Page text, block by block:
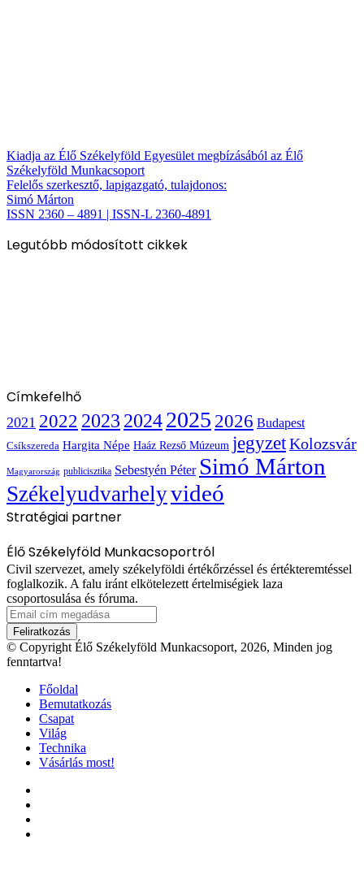
Kiadja az Élő Székelyföld Egyesület megbízásából az Élő
Székelyföld Munkacsoport
Felelős szerkesztő, lapigazgató, tulajdonos:
Simó Márton
ISSN 2360 – 4891 | ISSN-L 2360-4891
Legutóbb módosított cikkek
Címkefelhő
2021 2022 2023 20242025 2026 Budapest
Csíkszereda Hargita Népe Haáz Rezső Múzeum jegyzetKolozsvár
Magyarország publicisztika Sebestyén Péter Simó Márton
Székelyudvarhelyvideó
Stratégiai partner
Élő Székelyföld Munkacsoportról
Civil szervezet, amely székelyföldi értékőrzéssel és értékteremtéssel
foglalkozik. A falu iránt elkötelezett értelmiségiek laza
csoportosulása és fóruma.
Email
cím
megadása
© Copyright Élő Székelyföld Munkacsoport, 2026, Minden jog
fenntartva!
Főoldal
Bemutatkozás
Csapat
Világ
Technika
Vásárlás most!